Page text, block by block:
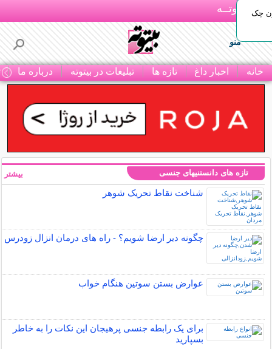
بـیتوتــه
منو
خانه اخبار داغ تازه ها تبلیغات در بیتوته درباره ما
چک
تازه های دانستنیهای جنسی
شناخت نقاط تحریک شوهر
چگونه دیر ارضا شویم؟ - راه های درمان انزال زودرس
عوارض بستن سوتین هنگام خواب
برای یک رابطه جنسی پرهیجان این نکات را به خاطر
بسپارید
بیشتر